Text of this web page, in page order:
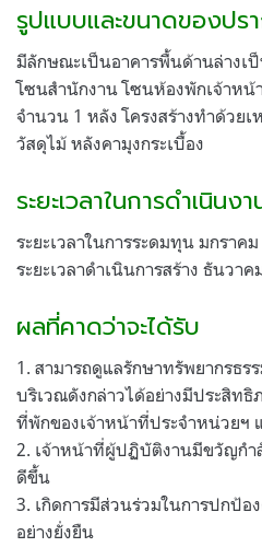
รูปแบบและขนาดของปร
มีลักษณะเป็นอาคารพื้นด้านล่างเ
โซนสำนักงาน โซนห้องพักเจ้าหน้
จำนวน 1 หลัง โครงสร้างทำด้วย
วัสดุไม้ หลังคามุงกระเบื้อง
ระยะเวลาในการดำเนินงา
ระยะเวลาในการระดมทุน มกราค
ระยะเวลาดำเนินการสร้าง ธันวา
ผลที่คาดว่าจะได้รับ
1. สามารถดูแลรักษาทรัพยากรธร
บริเวณดังกล่าวได้อย่างมีประสิทธิ
ที่พักของเจ้าหน้าที่ประจำหน่วยฯ
2. เจ้าหน้าที่ผู้ปฏิบัติงานมีขวัญกำ
ดีขึ้น
3. เกิดการมีส่วนร่วมในการปกป้
อย่างยั่งยืน